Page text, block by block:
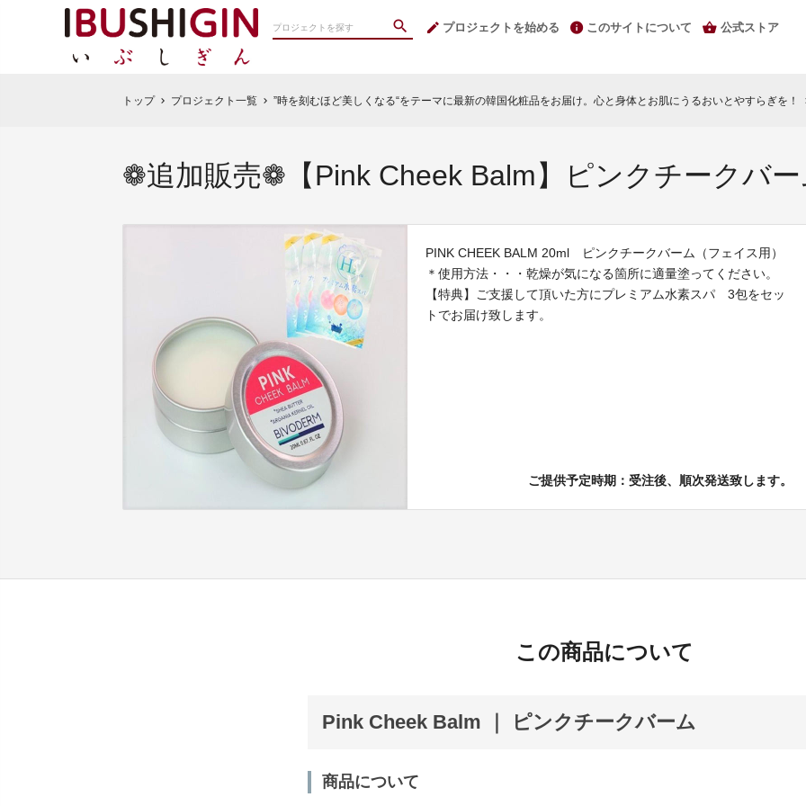
プロジェクトを始める このサイトについて 公式ストア
トップ chevron_right プロジェクト一覧 chevron_right ”時を刻むほど美しくなる“をテーマに最新の韓国化粧品をお届け。心と身体とお肌にうるおいとやすらぎを！
❁追加販売❁【Pink Cheek Balm】ピンクチークバ
PINK CHEEK BALM 20ml ピンクチークバーム（フェイス用）
＊使用方法・・・乾燥が気になる箇所に適量塗ってください。
【特典】ご支援して頂いた方にプレミアム水素スパ 3包をセッ
トでお届け致します。
ご提供予定時期：受注後、順次発送致します。
この商品について
Pink Cheek Balm ｜ ピンクチークバーム
商品について